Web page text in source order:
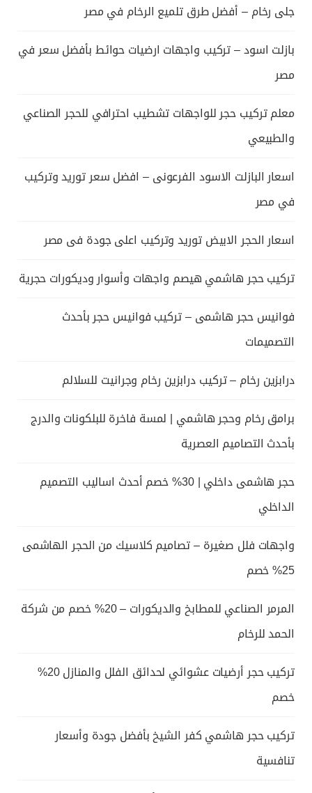
جلى رخام – أفضل طرق تلميع الرخام في مصر
بازلت اسود – تركيب واجهات ارضيات حوائط بأفضل سعر في
مصر
معلم تركيب حجر للواجهات تشطيب احترافي للحجر الصناعي
والطبيعي
اسعار البازلت الاسود الفرعونى – افضل سعر توريد وتركيب
في مصر
اسعار الحجر الابيض توريد وتركيب اعلى جودة فى مصر
تركيب حجر هاشمي هيصم واجهات وأسوار وديكورات حجرية
فوانيس حجر هاشمى – تركيب فوانيس حجر بأحدث
التصميمات
درابزين رخام – تركيب درابزين رخام وجرانيت للسلالم
برامق رخام وحجر هاشمي | لمسة فاخرة للبلكونات والدرج
بأحدث التصاميم العصرية
حجر هاشمى داخلي | 30% خصم أحدث اساليب التصميم
الداخلي
واجهات فلل صغيرة – تصاميم كلاسيك من الحجر الهاشمى
25% خصم
المرمر الصناعي للمطابخ والديكورات – 20% خصم من شركة
الحمد للرخام
تركيب حجر أرضيات عشوائي لحدائق الفلل والمنازل 20%
خصم
تركيب حجر هاشمي كفر الشيخ بأفضل جودة وأسعار
تنافسية